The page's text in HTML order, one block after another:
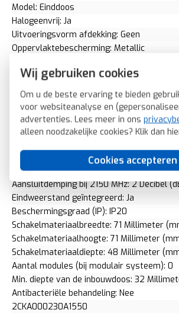
Wij gebruiken cookies
Om u de beste ervaring te bieden
voor websiteanalyse en
advertenties. Lees meer in ons
alleen noodzakelijke cookies? Klik dan
Cookies accepteren
Model: Einddoos
Halogeenvrij: Ja
Uitvoeringsvorm afdekking: Geen
Oppervlaktebescherming: Metallic
Frequentie: 4 - 2150 Megahertz (MHz)
Aantal outputs: 3
Aantal IEC-uitgangen: 2
Aansluitdemping bij 860 MHz: 1,5 Decibel
Geschikt voor kabelmodem: Nee
Voeding op afstand mogelijk: Ja
Bevestigingswijze: Klauw-/
Aansluitdemping bij 2150 MHz: 2 Decibel
Eindweerstand geïntegreerd: Ja
Beschermingsgraad (IP): IP20
Schakelmateriaalbreedte: 71 Millimeter
Schakelmateriaalhoogte: 71 Millimeter
Schakelmateriaaldiepte: 48 Millimeter
Aantal modules (bij modulair systeem): 0
Min. diepte van de inbouwdoos: 32
Antibacteriële behandeling: Nee
2CKA000230A1550